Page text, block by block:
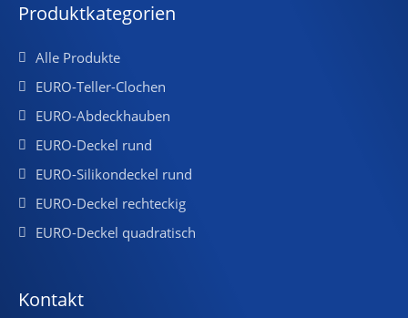
Produktkategorien
Alle Produkte
EURO-Teller-Clochen
EURO-Abdeckhauben
EURO-Deckel rund
EURO-Silikondeckel rund
EURO-Deckel rechteckig
EURO-Deckel quadratisch
Kontakt